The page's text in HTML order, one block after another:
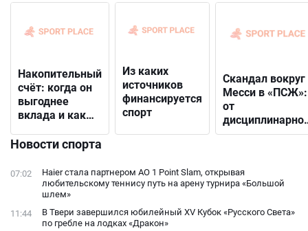
Накопительный
счёт: когда он
выгоднее
вклада и как
подходящий
Из каких
источников
финансируется
спорт
Скандал вокруг
Месси в «ПСЖ»:
от
решения до
фанатами
Новости спорта
07:02
Haier стала партнером AO 1 Point Slam, открывая
любительскому теннису путь на арену турнира «Большой
шлем»
11:44
В Твери завершился юбилейный XV Кубок «Русского Света»
по гребле на лодках «Дракон»